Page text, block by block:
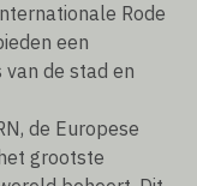
Rode
een
van de stad en
de Europese
grootste